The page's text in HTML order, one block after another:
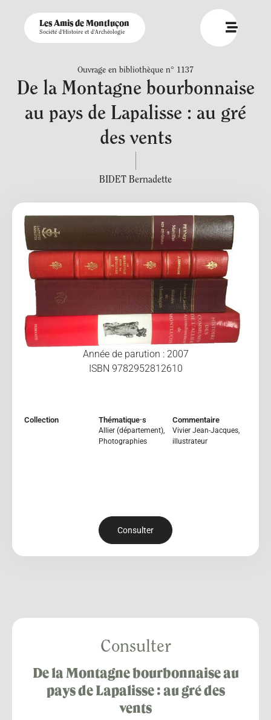
Les Amis de Montluçon
Société d'Histoire et d'Archéologie
Ouvrage en bibliothèque n° 1137
De la Montagne bourbonnaise
au pays de Lapalisse : au gré
des vents
BIDET Bernadette
Année de parution : 2007
ISBN 9782952812610
Collection Thématique·s
Allier (département),
Photographies
Commentaire
Vivier Jean-Jacques,
illustrateur
Consulter
Consulter
De la Montagne bourbonnaise au
pays de Lapalisse : au gré des
vents